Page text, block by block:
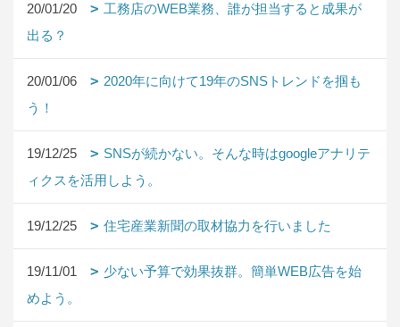
20/01/20
工務店のWEB業務、誰が担当すると成果が
出る？
20/01/06
2020年に向けて19年のSNSトレンドを掴も
う！
19/12/25
SNSが続かない。そんな時はgoogleアナリテ
ィクスを活用しよう。
19/12/25 住宅産業新聞の取材協力を行いました
19/11/01
少ない予算で効果抜群。簡単WEB広告を始
めよう。